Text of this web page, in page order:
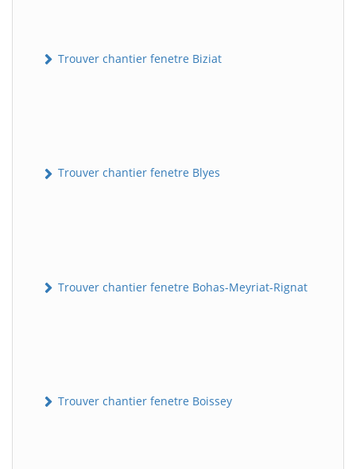
Trouver chantier fenetre Biziat
Trouver chantier fenetre Blyes
Trouver chantier fenetre Bohas-Meyriat-Rignat
Trouver chantier fenetre Boissey